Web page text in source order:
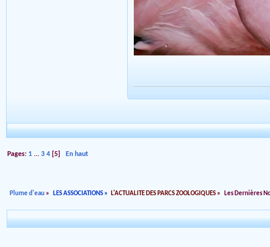
Pages: 1 ...3 4 [5] En haut
Plume d'eau » LES ASSOCIATIONS» L'ACTUALITE DES PARCS ZOOLOGIQUES » Les Dernières